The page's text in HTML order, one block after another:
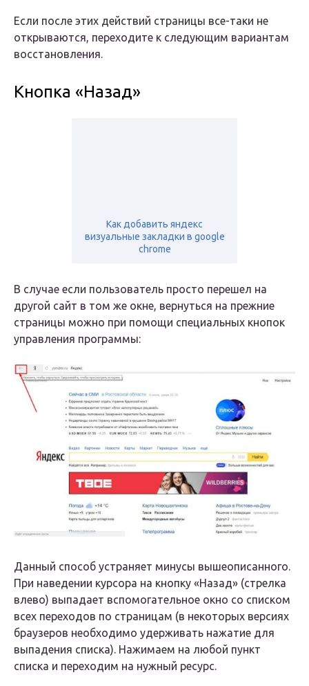
Если после этих действий страницы все-таки не
открываются, переходите к следующим вариантам
восстановления.
Кнопка «Назад»
Как добавить яндекс
визуальные закладки в google
chrome
В случае если пользователь просто перешел на
другой сайт в том же окне, вернуться на прежние
страницы можно при помощи специальных кнопок
управления программы:
Данный способ устраняет минусы вышеописанного.
При наведении курсора на кнопку «Назад» (стрелка
влево) выпадает вспомогательное окно со списком
всех переходов по страницам (в некоторых версиях
браузеров необходимо удерживать нажатие для
выпадения списка). Нажимаем на любой пункт
списка и переходим на нужный ресурс.